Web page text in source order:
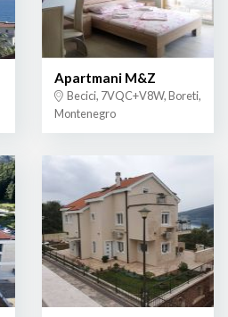
Apartmani M&Z
Becici, 7VQC+V8W, Boreti,
Montenegro